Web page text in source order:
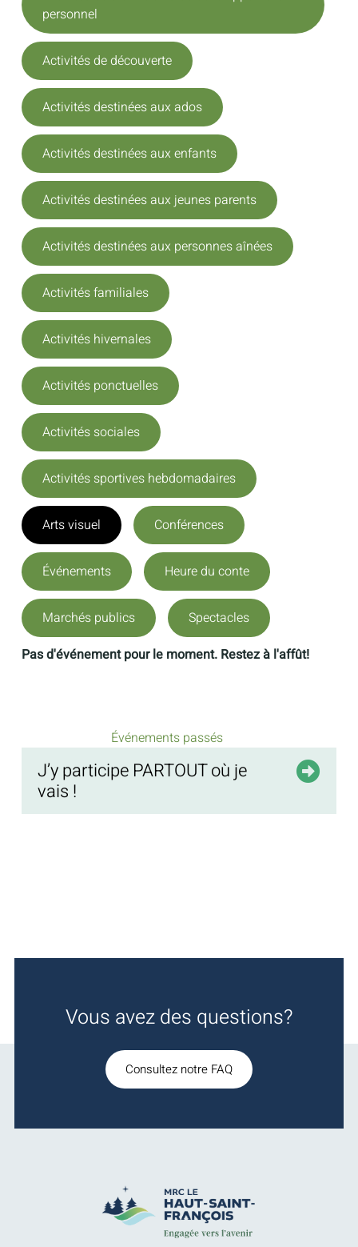
personnel
Activités de découverte
Activités destinées aux ados
Activités destinées aux enfants
Activités destinées aux jeunes parents
Activités destinées aux personnes aînées
Activités familiales
Activités hivernales
Activités ponctuelles
Activités sociales
Activités sportives hebdomadaires
Arts visuel Conférences
Événements Heure du conte
Marchés publics
Spectacles
Pas d'événement pour le moment. Restez à l'affût!
Événements passés
J’y participe PARTOUT où je
vais !
Vous avez des questions?
Consultez notre FAQ